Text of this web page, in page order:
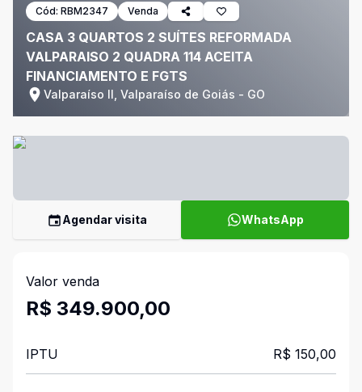
Cód: RBM2347 Venda
CASA 3 QUARTOS 2 SUÍTES REFORMADA
VALPARAISO 2 QUADRA 114 ACEITA
FINANCIAMENTO E FGTS
Valparaíso II, Valparaíso de Goiás - GO
Agendar visita WhatsApp
Valor venda
R$ 349.900,00
IPTU R$ 150,00